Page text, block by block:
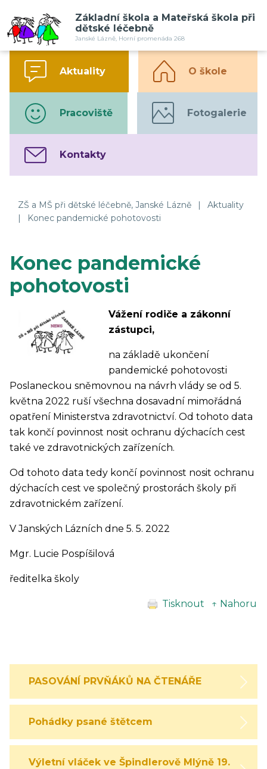
Základní škola a Mateřská škola při
dětské léčebně
Janské Lázně, Horní promenáda 268
Aktuality O škole
Pracoviště Fotogalerie
Kontakty
ZŠ a MŠ při dětské léčebně, Janské Lázně |
Aktuality
|
Konec pandemické pohotovosti
Konec pandemické
pohotovosti
Vážení rodiče a zákonní
zástupci,
na základě ukončení
pandemické pohotovosti
Poslaneckou sněmovnou na návrh vlády se od 5.
května 2022 ruší všechna dosavadní mimořádná
opatření Ministerstva zdravotnictví. Od tohoto data
tak končí povinnost nosit ochranu dýchacích cest
také ve zdravotnických zařízeních.
Od tohoto data tedy končí povinnost nosit ochranu
dýchacích cest ve společný prostorách školy při
zdravotnickém zařízení.
V Janských Lázních dne 5. 5. 2022
Mgr. Lucie Pospíšilová
ředitelka školy
Tisknout ↑ Nahoru
PASOVÁNÍ PRVŇÁKŮ NA ČTENÁŘE
Pohádky psané štětcem
Výletní vláček ve Špindlerově Mlýně 19.